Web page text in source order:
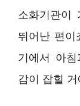
소화기관이
뛰어난 편이
기에서 아
감이 잡힐 거